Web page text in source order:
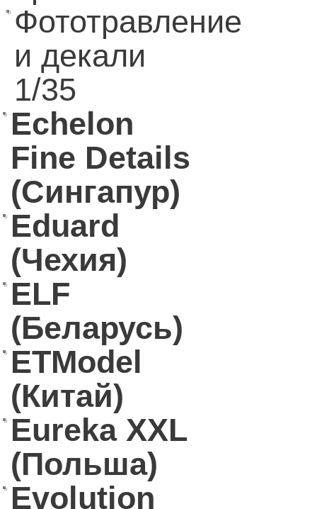
Фототравление
и декали
1/35
Echelon
Fine Details
(Сингапур)
Eduard
(Чехия)
ELF
(Беларусь)
ETModel
(Китай)
Eureka XXL
(Польша)
Evolution